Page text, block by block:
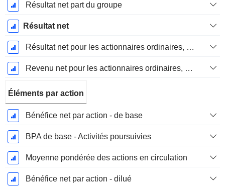
Résultat net part du groupe
Résultat net
Résultat net pour les actionnaires ordinaires, éléments exceptionnels inclus.
Revenu net pour les actionnaires ordinaires, hors éléments exceptionnelsRésultat net pour les actionnaires ordinaires, éléments exceptionnels exclus.
Éléments par action
Bénéfice net par action - de base
BPA de base - Activités poursuivies
Moyenne pondérée des actions en circulation
Bénéfice net par action - dilué